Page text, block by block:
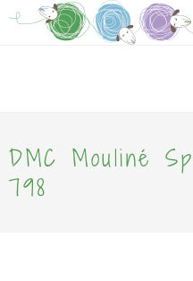
DMC Mouliné
798